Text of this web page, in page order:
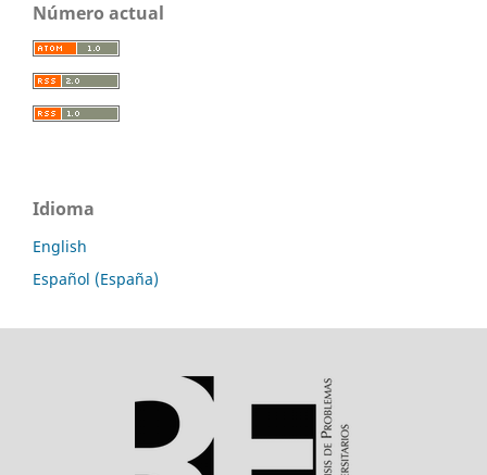
Número actual
Idioma
English
Español (España)